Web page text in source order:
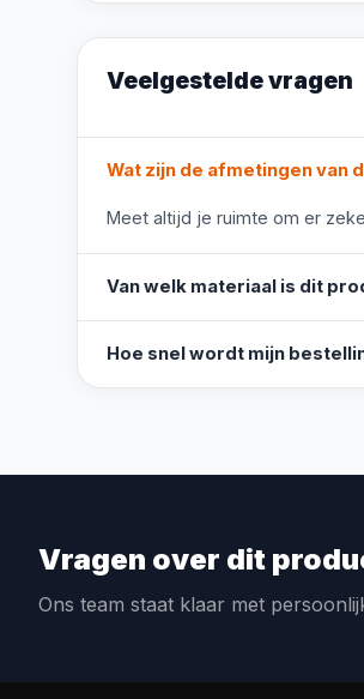
Veelgestelde vragen
Wat zijn de afmetingen van
Meet altijd je ruimte om er
Van welk materiaal is dit
Hoe snel wordt mijn
Vragen over dit
Ons team staat klaar met